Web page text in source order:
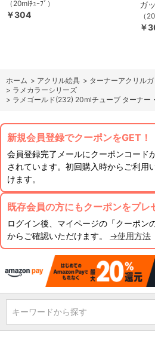
（20mlﾁｭｰﾌﾞ）
￥304
ガ
（
￥
ホーム > アクリル絵具 > ターナーアクリル
> ラメカラーシリーズ
> ラメゴールド(232) 20mlチューブ ターナー
新規会員登録でクーポンをGET！
会員登録完了メールにクーポンコード
されています。初回購入時からご利用
けます。
既存会員の方にもクーポンをプレ
ログイン後、マイページの「クーポン
からご確認いただけます。 →使用方法
キーワードから探す